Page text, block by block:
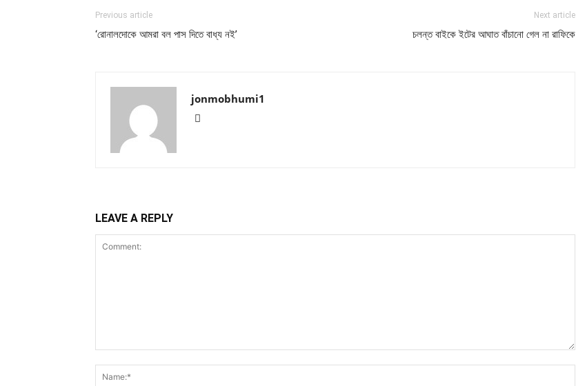
Previous article
‘রোনালদোকে আমরা বল পাস দিতে বাধ্য নই’
Next article
চলন্ত বাইকে ইটের আঘাত বাঁচানো গেল না রাফিকে
jonmobhumi1
LEAVE A REPLY